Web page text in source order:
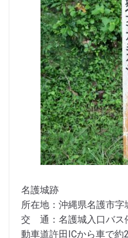
名護城跡
所在地：沖縄県名護市字
交 通：名護城入口バス
動車道許田ICから車で約